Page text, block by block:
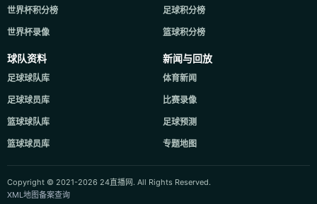
世界杯积分榜
世界杯录像
足球积分榜
篮球积分榜
球队资料
足球球队库
足球球员库
篮球球队库
篮球球员库
新闻与回放
体育新闻
比赛录像
足球预测
专题地图
Copyright © 2021-2026 24直播网. All Rights Reserved.
XML地图备案查询